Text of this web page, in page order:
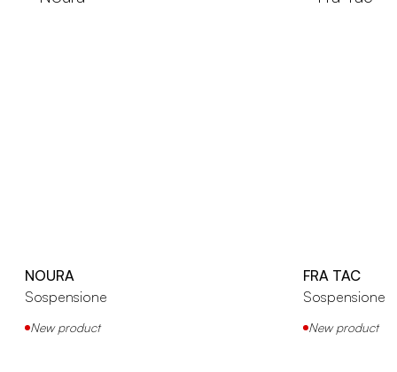
NOURA
Sospensione
New product
FRA TAC
Sospensione
New product